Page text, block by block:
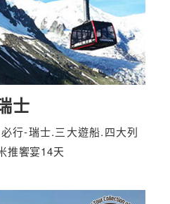
士
行-瑞士.三大遊船.四大列
推饗宴14天